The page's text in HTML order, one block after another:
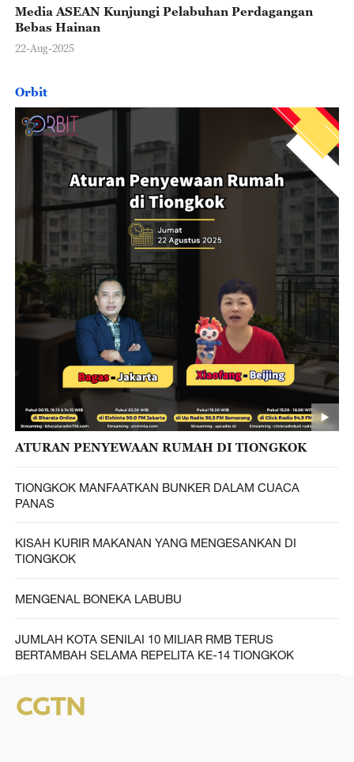
Media ASEAN Kunjungi Pelabuhan Perdagangan
Bebas Hainan
22-Aug-2025
Orbit
ATURAN PENYEWAAN RUMAH DI TIONGKOK
TIONGKOK MANFAATKAN BUNKER DALAM CUACA
PANAS
KISAH KURIR MAKANAN YANG MENGESANKAN DI
TIONGKOK
MENGENAL BONEKA LABUBU
JUMLAH KOTA SENILAI 10 MILIAR RMB TERUS
BERTAMBAH SELAMA REPELITA KE-14 TIONGKOK